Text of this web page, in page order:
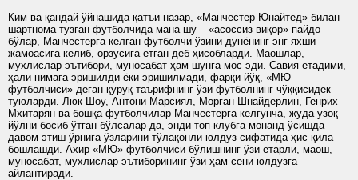
Ким ва қандай ўйнашида қатъи назар, «Манчестер Юнайтед» билан
шартнома тузган футболчида мана шу – «асоссиз виқор» пайдо
бўлар, Манчестерга келган футболчи ўзини дунёнинг энг яхши
жамоасига келиб, орзусига етган деб ҳисобларди. Маошлар,
мухлислар эътибори, муносабат ҳам шунга мос эди. Савия етадими,
ҳали нимага эришилди ёки эришилмади, фарқи йўқ, «МЮ
футболчиси» деган қуруқ таърифнинг ўзи футболнинг чўққисидек
туюларди. Люк Шоу, Антони Марсиял, Морган Шнайдерлин, Генрих
Мхитарян ва бошқа футболчилар Манчестерга келгунча, жуда узоқ
йўлни босиб ўтган бўлсалар-да, энди топ-клубга монанд ўсишда
давом этиш ўрнига ўзларини тўлақонли юлдуз сифатида ҳис қила
бошлашди. Ахир «МЮ» футболчиси бўлишнинг ўзи етарли, маош,
муносабат, мухлислар эътиборининг ўзи ҳам сени юлдузга
айлантиради.